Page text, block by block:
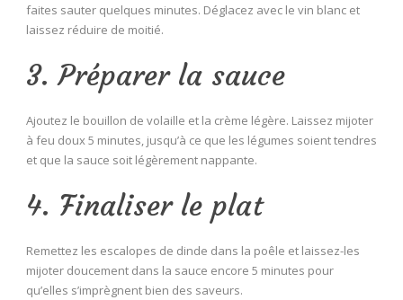
faites sauter quelques minutes. Déglacez avec le vin blanc et
laissez réduire de moitié.
3. Préparer la sauce
Ajoutez le bouillon de volaille et la crème légère. Laissez mijoter
à feu doux 5 minutes, jusqu’à ce que les légumes soient tendres
et que la sauce soit légèrement nappante.
4. Finaliser le plat
Remettez les escalopes de dinde dans la poêle et laissez-les
mijoter doucement dans la sauce encore 5 minutes pour
qu’elles s’imprègnent bien des saveurs.